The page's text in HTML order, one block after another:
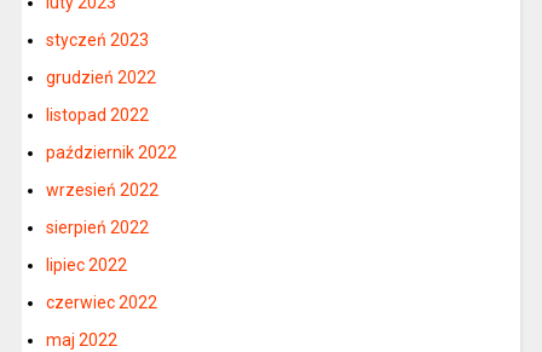
styczeń 2023
grudzień 2022
listopad 2022
październik 2022
wrzesień 2022
sierpień 2022
lipiec 2022
czerwiec 2022
maj 2022